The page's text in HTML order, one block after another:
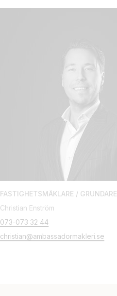
FASTIGHETSMÄKLARE / GRUNDARE
Christian Enström
073-073 32 44
christian@ambassadormakleri.se